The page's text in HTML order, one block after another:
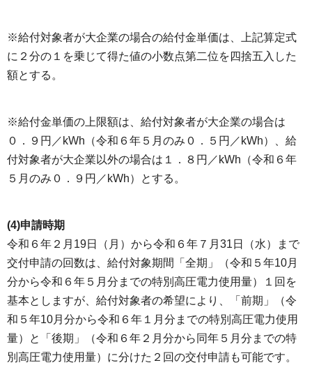
※給付対象者が大企業の場合の給付金単価は、上記算定式
に２分の１を乗じて得た値の小数点第二位を四捨五入した
額とする。
※給付金単価の上限額は、給付対象者が大企業の場合は
０．９円／kWh（令和６年５月のみ０．５円／kWh）、給
付対象者が大企業以外の場合は１．８円／kWh（令和６年
５月のみ０．９円／kWh）とする。
(4)申請時期
令和６年２月19日（月）から令和６年７月31日（水）まで
交付申請の回数は、給付対象期間「全期」（令和５年10月
分から令和６年５月分までの特別高圧電力使用量）１回を
基本としますが、給付対象者の希望により、「前期」（令
和５年10月分から令和６年１月分までの特別高圧電力使用
量）と「後期」（令和６年２月分から同年５月分までの特
別高圧電力使用量）に分けた２回の交付申請も可能です。